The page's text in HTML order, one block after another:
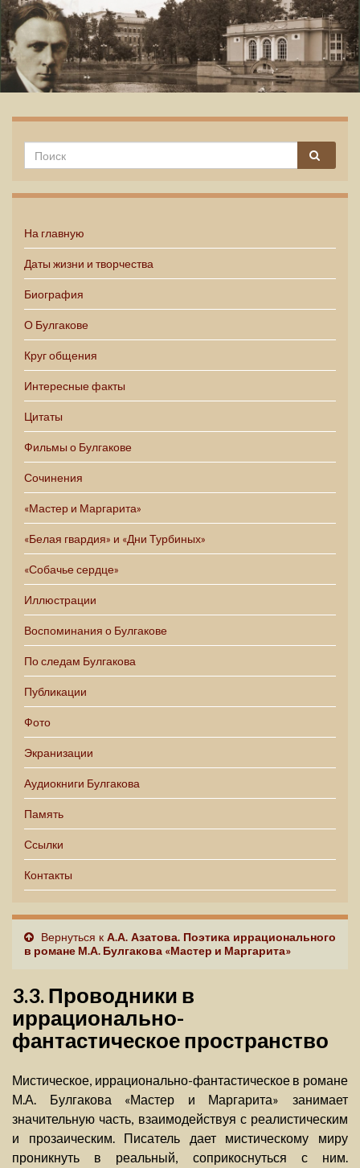
На главную
Даты жизни и творчества
Биография
О Булгакове
Круг общения
Интересные факты
Цитаты
Фильмы о Булгакове
Сочинения
«Мастер и Маргарита»
«Белая гвардия» и «Дни Турбиных»
«Собачье сердце»
Иллюстрации
Воспоминания о Булгакове
По следам Булгакова
Публикации
Фото
Экранизации
Аудиокниги Булгакова
Память
Ссылки
Контакты
Вернуться к А.А. Азатова. Поэтика иррационального
в романе М.А. Булгакова «Мастер и Маргарита»
3.3. Проводники в
иррационально-
фантастическое пространство
Мистическое, иррационально-фантастическое в романе
М.А. Булгакова «Мастер и Маргарита» занимает
значительную часть, взаимодействуя с реалистическим
и прозаическим. Писатель дает мистическому миру
проникнуть в реальный, соприкоснуться с ним.